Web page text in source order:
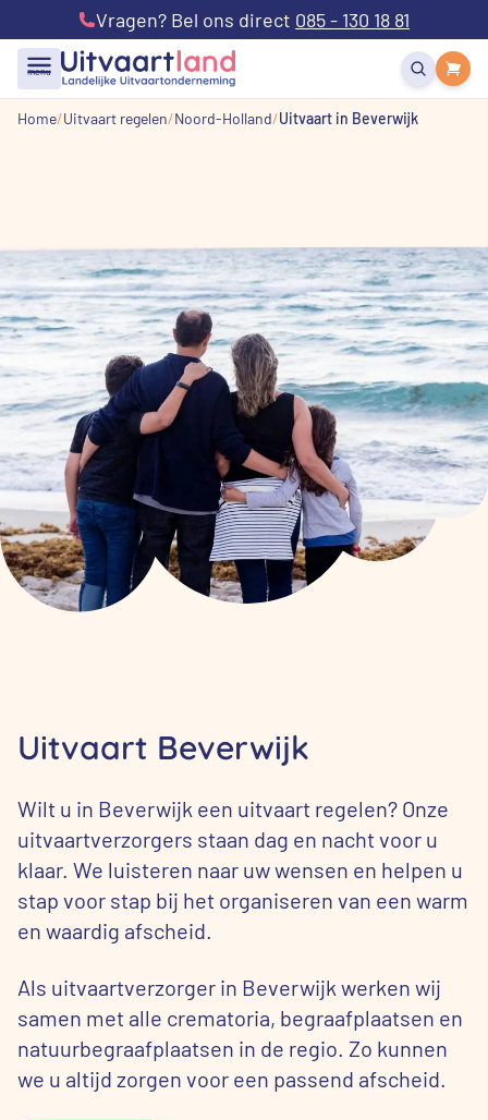
Vragen? Bel ons direct 085 - 130 18 81
menu
Home Uitvaart regelen Noord-Holland Uitvaart in Beverwijk
Uitvaart Beverwijk
Wilt u in Beverwijk een uitvaart regelen? Onze
uitvaartverzorgers staan dag en nacht voor u
klaar. We luisteren naar uw wensen en helpen u
stap voor stap bij het organiseren van een warm
en waardig afscheid.
Als uitvaartverzorger in Beverwijk werken wij
samen met alle crematoria, begraafplaatsen en
natuurbegraafplaatsen in de regio. Zo kunnen
we u altijd zorgen voor een passend afscheid.